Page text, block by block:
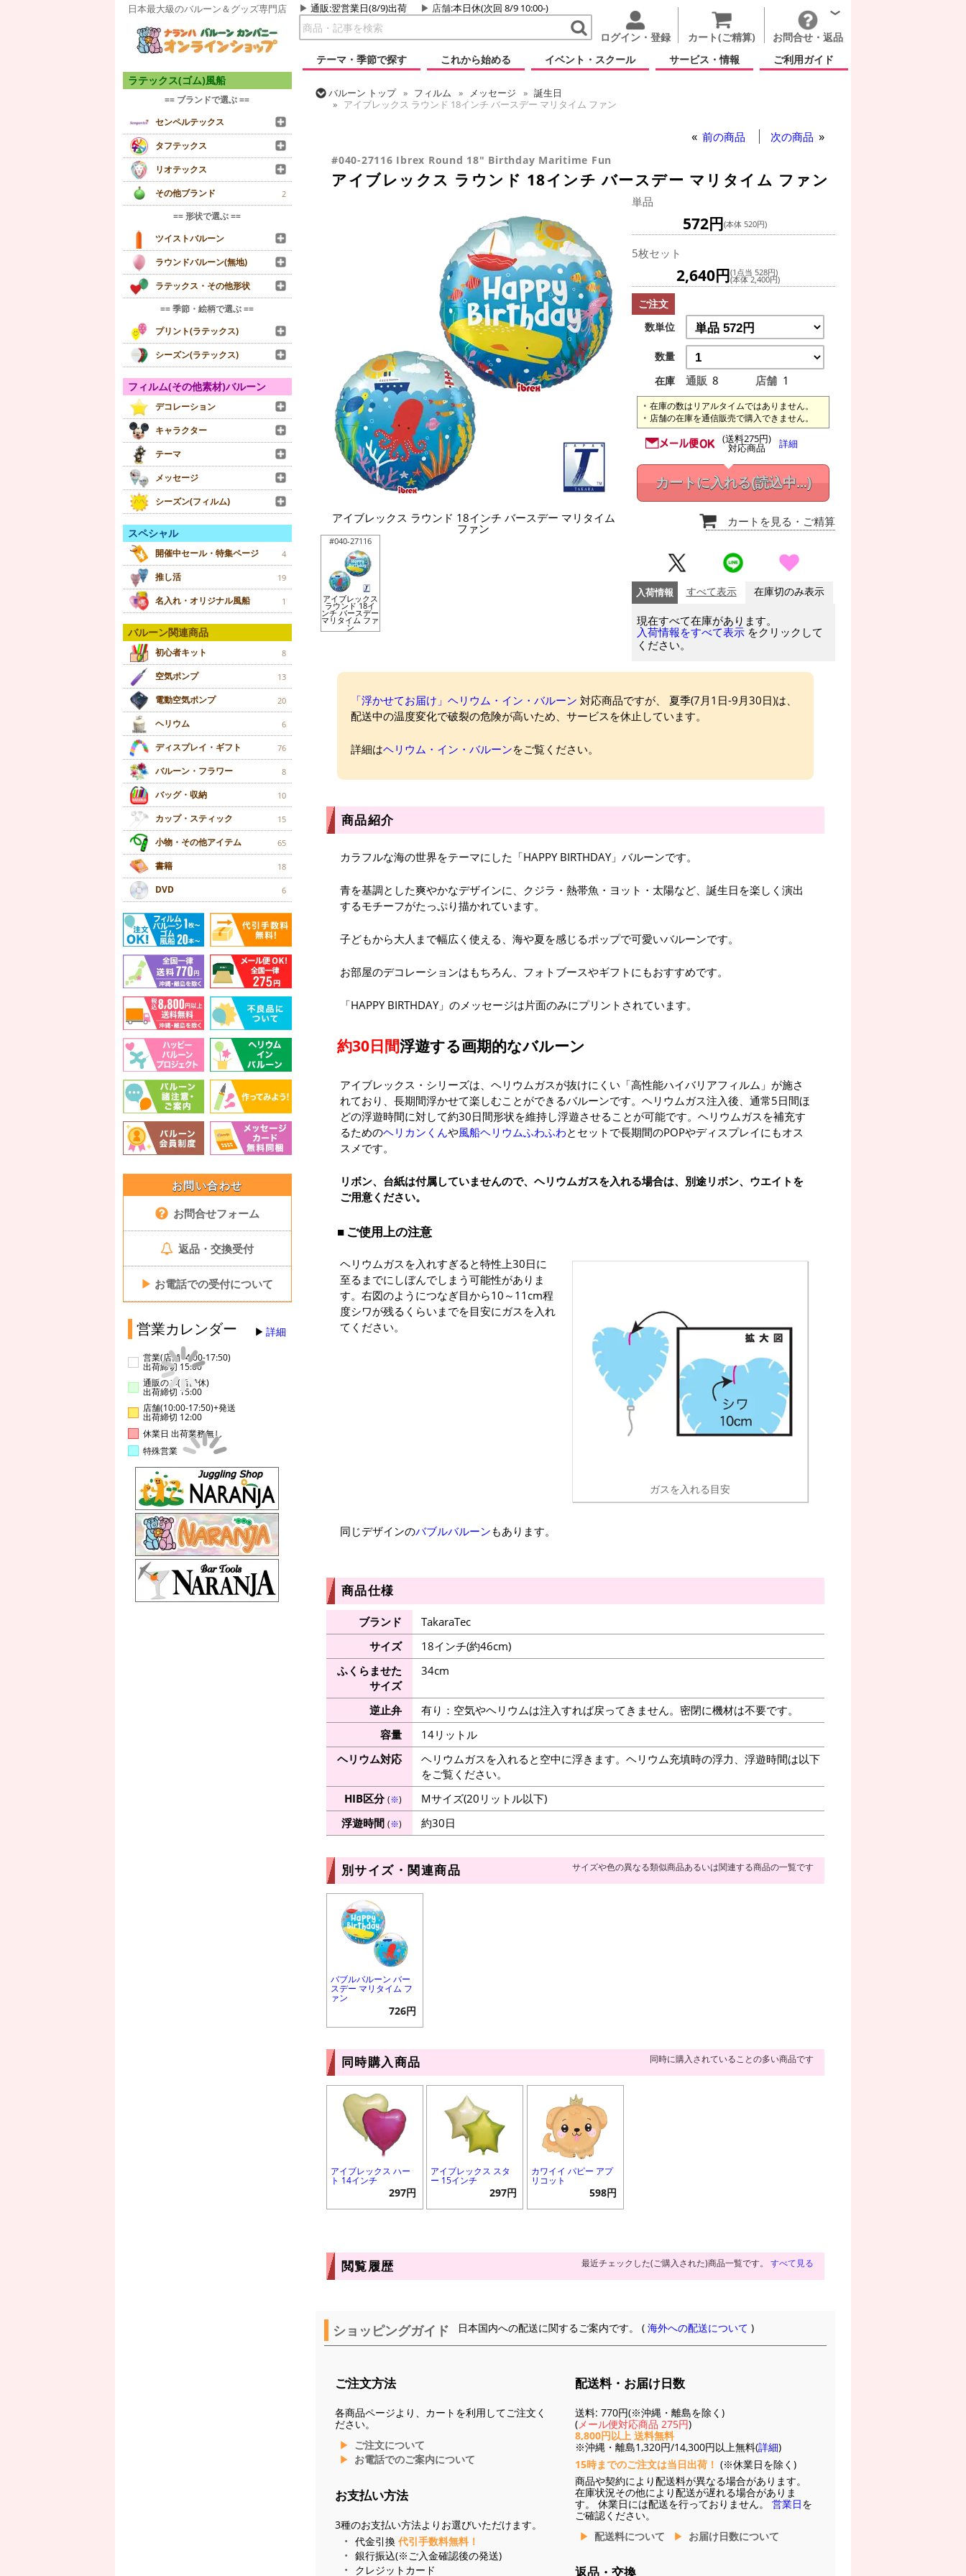
日本最大級のバルーン＆グッズ専門店 通販:翌営業日(8/9)出荷 店舗:本日休(次回 8/9 10:00-)
ログイン・登録 カート(ご精算)
お問合せ・返品
テーマ・季節で探す
これから始める イベント・スクール サービス・情報 ご利用ガイド
ラテックス(ゴム)風船
== ブランドで選ぶ ==
センペルテックス
タフテックス
リオテックス
その他ブランド
2
== 形状で選ぶ ==
ツイストバルーン
ラウンドバルーン(無地)
ラテックス・その他形状
== 季節・絵柄で選ぶ ==
プリント(ラテックス)
シーズン(ラテックス)
フィルム(その他素材)バルーン
デコレーション
キャラクター
テーマ
メッセージ
シーズン(フィルム)
スペシャル
開催中セール・特集ページ 4
推し活 19
名入れ・オリジナル風船 1
バルーン関連商品
初心者キット 8
空気ポンプ 13
電動空気ポンプ 20
ヘリウム 6
ディスプレイ・ギフト 76
バルーン・フラワー 8
バッグ・収納 10
カップ・スティック 15
小物・その他アイテム 65
書籍 18
DVD 6
お問い合わせ
お問合せフォーム
返品・交換受付
▶ お電話での受付について
営業カレンダー 詳細
営業(店舗14:00-17:50)
出荷締切 15:00
通販のみ(店舗休)
出荷締切 15:00
店舗(10:00-17:50)+発送
出荷締切 12:00
休業日 出荷業務無し
特殊営業
バルーン トップ フィルム メッセージ
誕生日
アイブレックス ラウンド 18インチ バースデー マリタイム ファン
前の商品 次の商品
#040-27116 Ibrex Round 18" Birthday Maritime Fun
アイブレックス ラウンド 18インチ バースデー マリタイム ファン
アイブレックス ラウンド 18インチ バースデー マリタイム
ファン
#040-27116
アイブレックス
ラウンド 18イ
ンチ バースデー
マリタイム ファ
ン
単品
572円(本体 520円)
5枚セット
2,640円(1点当 528円)
(本体 2,400円)
ご注文
数単位
数量
在庫
通販 8 店舗 1
在庫の数はリアルタイムではありません。
店舗の在庫を通信販売で購入できません。
(送料275円)
対応商品 詳細
カートに入れる(読込中...)
カートを見る ・ご精算
入荷情報 すべて表示 在庫切のみ表示
現在すべて在庫があります。
入荷情報をすべて表示 をクリックして
ください。
「浮かせてお届け」ヘリウム・イン・バルーン 対応商品ですが、 夏季(7月1日-9月30日)は、
配送中の温度変化で破裂の危険が高いため、サービスを休止しています。
詳細はヘリウム・イン・バルーンをご覧ください。
商品紹介
カラフルな海の世界をテーマにした「HAPPY BIRTHDAY」バルーンです。
青を基調とした爽やかなデザインに、クジラ・熱帯魚・ヨット・太陽など、誕生日を楽しく演出
するモチーフがたっぷり描かれています。
子どもから大人まで幅広く使える、海や夏を感じるポップで可愛いバルーンです。
お部屋のデコレーションはもちろん、フォトブースやギフトにもおすすめです。
「HAPPY BIRTHDAY」のメッセージは片面のみにプリントされています。
約30日間浮遊する画期的なバルーン
アイブレックス・シリーズは、ヘリウムガスが抜けにくい「高性能ハイバリアフィルム」が施さ
れており、長期間浮かせて楽しむことができるバルーンです。ヘリウムガス注入後、通常5日間ほ
どの浮遊時間に対して約30日間形状を維持し浮遊させることが可能です。ヘリウムガスを補充す
るためのヘリカンくんや風船ヘリウムふわふわとセットで長期間のPOPやディスプレイにもオス
スメです。
リボン、台紙は付属していませんので、ヘリウムガスを入れる場合は、別途リボン、ウエイトを
ご用意ください。
ご使用上の注意
ガスを入れる目安
ヘリウムガスを入れすぎると特性上30日に
至るまでにしぼんでしまう可能性がありま
す。右図のようにつなぎ目から10～11cm程
度シワが残るくらいまでを目安にガスを入れ
てください。
同じデザインのバブルバルーンもあります。
商品仕様
ブランド
TakaraTec
サイズ
18インチ(約46cm)
ふくらませた
サイズ
34cm
逆止弁
有り：空気やヘリウムは注入すれば戻ってきません。密閉に機材は不要です。
容量
14リットル
ヘリウム対応
ヘリウムガスを入れると空中に浮きます。ヘリウム充填時の浮力、浮遊時間は以下
をご覧ください。
HIB区分(※)
Mサイズ(20リットル以下)
浮遊時間 (※) 約30日
別サイズ・関連商品 サイズや色の異なる類似商品あるいは関連する商品の一覧です
バブルバルーン バー
スデー マリタイム フ
ァン
726円
同時購入商品 同時に購入されていることの多い商品です
アイブレックス ハー
ト 14インチ
297円
アイブレックス スタ
ー 15インチ
297円
カワイイ パピー アプ
リコット
598円
閲覧履歴 最近チェックした(ご購入された)商品一覧です。 すべて見る
ショッピングガイド 日本国内への配送に関するご案内です。 (海外への配送について )
ご注文方法
各商品ページより、カートを利用してご注文く
ださい。
ご注文について
お電話でのご案内について
お支払い方法
3種のお支払い方法よりお選びいただけます。
代金引換 代引手数料無料！
銀行振込(※ご入金確認後の発送)
クレジットカード
配送料・お届け日数
送料: 770円(※沖縄・離島を除く)
(メール便対応商品 275円)
8,800円以上 送料無料
※沖縄・離島1,320円/14,300円以上無料(詳細)
15時までのご注文は当日出荷！ (※休業日を除く)
商品や契約により配送料が異なる場合があります。
在庫状況その他により配送が遅れる場合がありま
す。 休業日には配送を行っておりません。 営業日を
ご確認ください。
配送料について
お届け日数について
返品・交換